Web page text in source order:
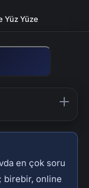
Yüz Yüze
en çok soru
birebir, online